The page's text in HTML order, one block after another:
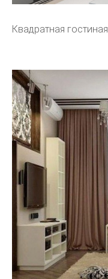
Квадратная гостиная